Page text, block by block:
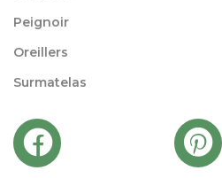
Peignoir
Oreillers
Surmatelas